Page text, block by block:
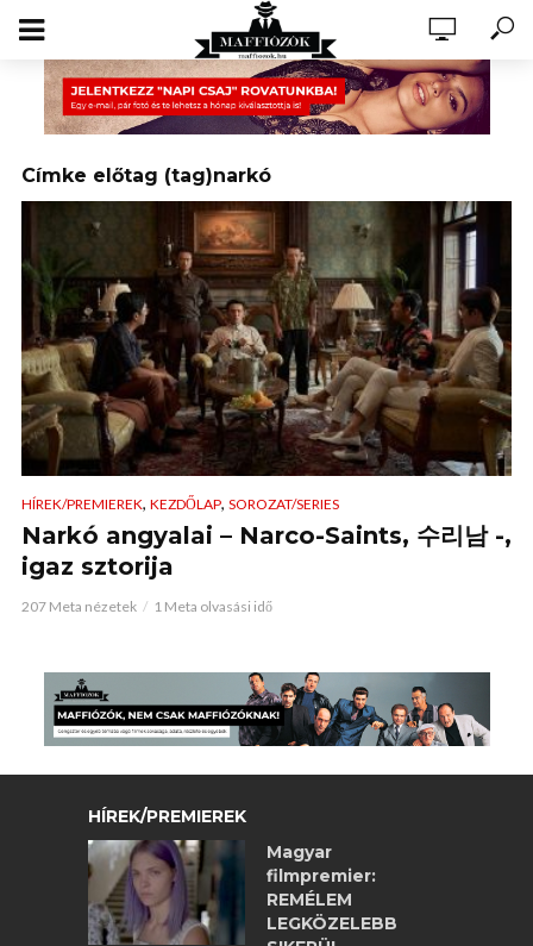
Címke előtag (tag)narkó
HÍREK/PREMIEREK, KEZDŐLAP, SOROZAT/SERIES
Narkó angyalai – Narco-Saints, 수리남 -,
igaz sztorija
207 Meta nézetek 1 Meta olvasási idő
HÍREK/PREMIEREK
Magyar
filmpremier:
REMÉLEM
LEGKÖZELEBB